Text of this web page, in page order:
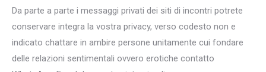
Da parte a parte i messaggi privati dei siti di incontri potrete
conservare integra la vostra privacy, verso codesto non e
indicato chattare in ambire persone unitamente cui fondare
delle relazioni sentimentali ovvero erotiche contatto